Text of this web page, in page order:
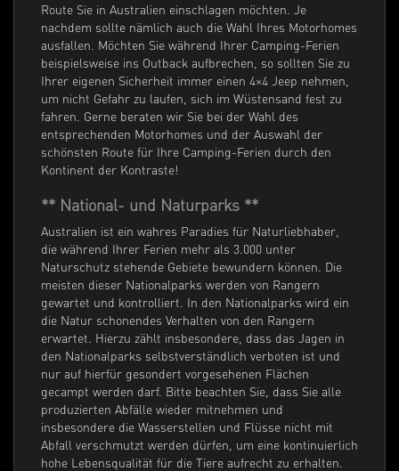
Route Sie in Australien einschlagen möchten. Je
nachdem sollte nämlich auch die Wahl Ihres Motorhomes
ausfallen. Möchten Sie während Ihrer Camping-Ferien
beispielsweise ins Outback aufbrechen, so sollten Sie zu
Ihrer eigenen Sicherheit immer einen 4×4 Jeep nehmen,
um nicht Gefahr zu laufen, sich im Wüstensand fest zu
fahren. Gerne beraten wir Sie bei der Wahl des
entsprechenden Motorhomes und der Auswahl der
schönsten Route für Ihre Camping-Ferien durch den
Kontinent der Kontraste!
** National- und Naturparks **
Australien ist ein wahres Paradies für Naturliebhaber,
die während Ihrer Ferien mehr als 3.000 unter
Naturschutz stehende Gebiete bewundern können. Die
meisten dieser Nationalparks werden von Rangern
gewartet und kontrolliert. In den Nationalparks wird ein
die Natur schonendes Verhalten von den Rangern
erwartet. Hierzu zählt insbesondere, dass das Jagen in
den Nationalparks selbstverständlich verboten ist und
nur auf hierfür gesondert vorgesehenen Flächen
gecampt werden darf. Bitte beachten Sie, dass Sie alle
produzierten Abfälle wieder mitnehmen und
insbesondere die Wasserstellen und Flüsse nicht mit
Abfall verschmutzt werden dürfen, um eine kontinuierlich
hohe Lebensqualität für die Tiere aufrecht zu erhalten.